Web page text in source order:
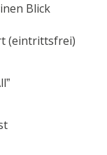
Blick
(eintrittsfrei)